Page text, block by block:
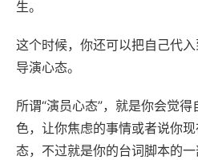
生。
这个时候，你还可以把自己代
导演心态。
所谓“演员心态”，就是你会觉
色，让你焦虑的事情或者说你
态，不过就是你的台词脚本的